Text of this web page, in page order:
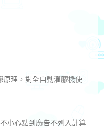
原理，對全自動灌膠機使
小心點到廣告不列入計算